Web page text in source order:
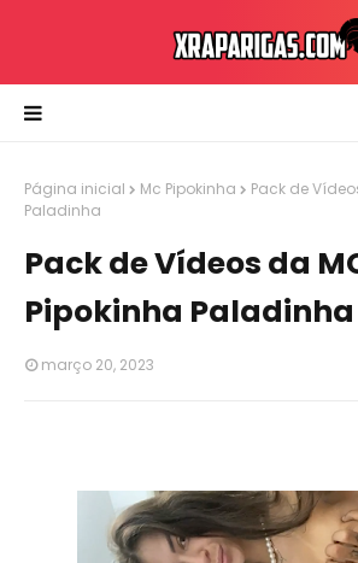
Página inicial Mc Pipokinha
Pack de
Paladinha
Pack de Vídeos da
Pipokinha Paladinha
março 20, 2023